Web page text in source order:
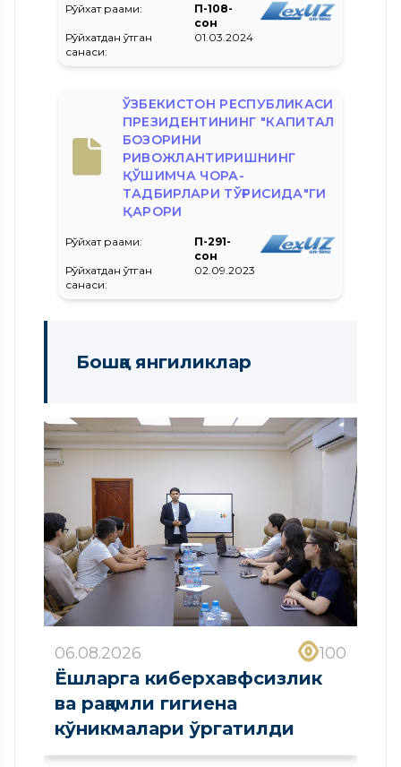
Рўйхат рақами:
ПҚ-108-
сон
Рўйхатдан ўтган
санаси:
01.03.2024
ЎЗБЕКИСТОН РЕСПУБЛИКАСИ
ПРЕЗИДЕНТИНИНГ "КАПИТАЛ
БОЗОРИНИ
РИВОЖЛАНТИРИШНИНГ
ҚЎШИМЧА ЧОРА-
ТАДБИРЛАРИ ТЎҒРИСИДА"ГИ
ҚАРОРИ
Рўйхат рақами:
ПҚ-291-
сон
Рўйхатдан ўтган
санаси:
02.09.2023
Бошқа янгиликлар
06.08.2026 100
Ёшларга киберхавфсизлик
ва рақамли гигиена
кўникмалари ўргатилди